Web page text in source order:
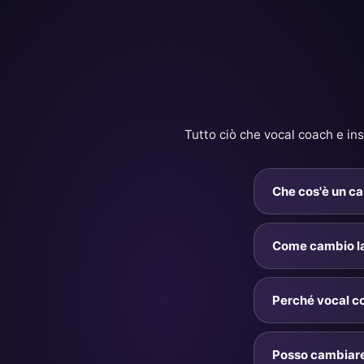
Tutto ciò che vocal coach e
Che cos'è un
Un cambio pitch
cambiarne
comodamente
Come cambio
Carica la
canta, finché le
per confermare
per semitoni
Perché vocal
KeyPitch è
senza toccare il
Posso